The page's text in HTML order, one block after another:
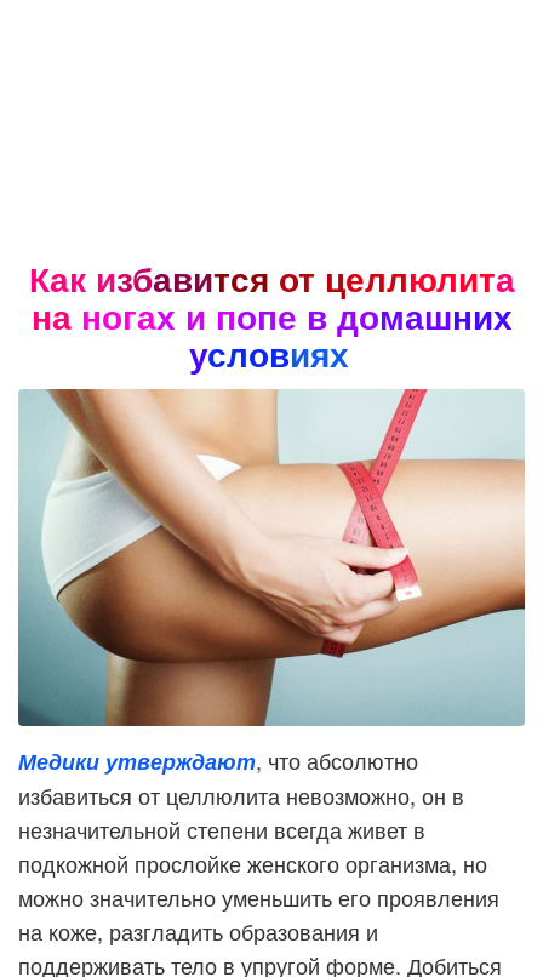
Как избавится от целлюлита
на ногах и попе в домашних
условиях
Медики утверждают, что абсолютно
избавиться от целлюлита невозможно, он в
незначительной степени всегда живет в
подкожной прослойке женского организма, но
можно значительно уменьшить его проявления
на коже, разгладить образования и
поддерживать тело в упругой форме. Добиться